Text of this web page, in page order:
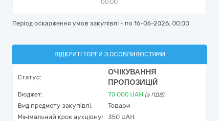
00:00
Період оскарження умов закупівлі - по 16-06-2026, 00:00
ВІДКРИТІ ТОРГИ З ОСОБЛИВОСТЯМИ
Статус:
ОЧІКУВАННЯ
ПРОПОЗИЦІЙ
Бюджет: 70 000 UAH (з ПДВ)
Вид предмету закупівлі:
Товари
Мінімальний крок аукціону:
350 UAH